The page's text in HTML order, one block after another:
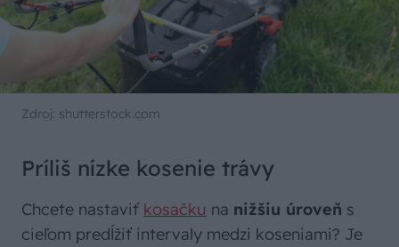
Zdroj: shutterstock.com
Príliš nízke kosenie trávy
Chcete nastaviť kosačku na nižšiu úroveň s
cieľom predĺžiť intervaly medzi koseniami? Je